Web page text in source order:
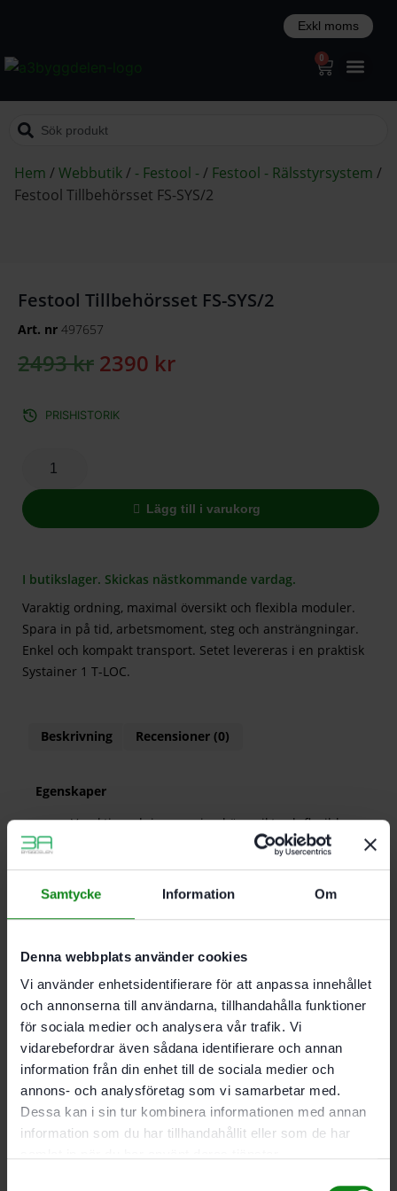
Samtycke Information Om
Denna webbplats använder cookies
Vi använder enhetsidentifierare för att anpassa innehållet
och annonserna till användarna, tillhandahålla funktioner
för sociala medier och analysera vår trafik. Vi
vidarebefordrar även sådana identifierare och annan
information från din enhet till de sociala medier och
annons- och analysföretag som vi samarbetar med.
Dessa kan i sin tur kombinera informationen med annan
information som du har tillhandahållit eller som de har
0
Hem /Webbutik/ - Festool -/ Festool - Rälsstyrsystem /
Festool Tillbehörsset FS-SYS/2
Festool Tillbehörsset FS-SYS/2
Art. nr 497657
2493kr 2390 kr
PRISHISTORIK
Lägg till i varukorg
I butikslager. Skickas nästkommande vardag.
Varaktig ordning, maximal översikt och flexibla moduler.
Spara in på tid, arbetsmoment, steg och ansträngningar.
Enkel och kompakt transport. Setet levereras i en praktisk
Systainer 1 T-LOC.
Beskrivning Recensioner (0)
Egenskaper
Varaktig ordning, maximal översikt och flexibla
Spara in på tid, arbetsmoment, steg och
Enkel och kompakt transport
Setet levereras i en praktisk Systainer 1 T-LOC
2 x skruvtvingar FSZ 120. avvisare FS-AW. smygvinkel
FS-KS. längdstopp FS-RSP. 2 förbindningsstycke FSV.
splitterskydd FS-SP 1400. i SYSTAINER SYS 1 T-LOC
Det finns inga recensioner än.
Bli först med att recensera ”Festool Tillbehörsset FS-
SYS/2”
Du måste vara inloggadför att skriva en recension.